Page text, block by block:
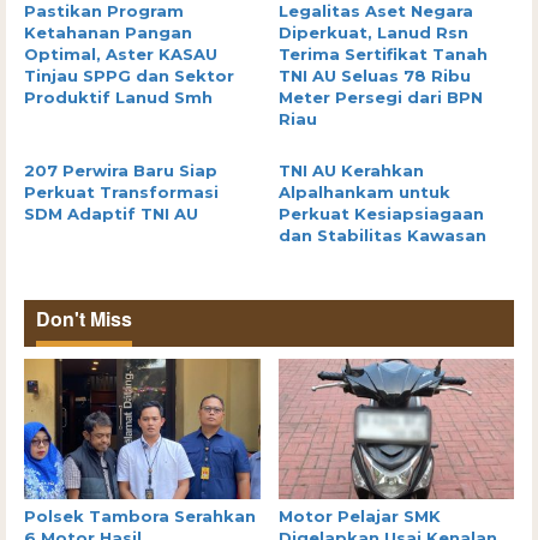
Pastikan Program
Ketahanan Pangan
Optimal, Aster KASAU
Tinjau SPPG dan Sektor
Produktif Lanud Smh
Legalitas Aset Negara
Diperkuat, Lanud Rsn
Terima Sertifikat Tanah
TNI AU Seluas 78 Ribu
Meter Persegi dari BPN
Riau
207 Perwira Baru Siap
Perkuat Transformasi
SDM Adaptif TNI AU
TNI AU Kerahkan
Alpalhankam untuk
Perkuat Kesiapsiagaan
dan Stabilitas Kawasan
Don't Miss
Polsek Tambora Serahkan
Motor Pelajar SMK